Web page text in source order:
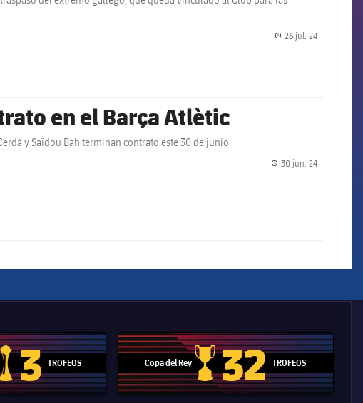
26 jul. 24
en el Barça Atlètic
y Saïdou Bah terminan contrato este 30 de junio
30 jun. 24
Trofeo del Mundial de Clubes
3 TROFEOS Copa del Rey
Copa del Rey
32 TROFEOS